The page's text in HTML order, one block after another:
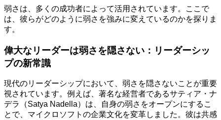
弱さは、多くの成功者によって活用されています。ここで
は、彼らがどのように弱さを強みに変えているのかを探りま
す。
偉大なリーダーは弱さを隠さない：リーダーシッ
プの新常識
現代のリーダーシップにおいて、弱さを隠さないことが重要
視されています。例えば、著名な経営者であるサティア・ナ
デラ（Satya Nadella）は、自身の弱さをオープンにするこ
とで、マイクロソフトの企業文化を変革しました。彼は共感